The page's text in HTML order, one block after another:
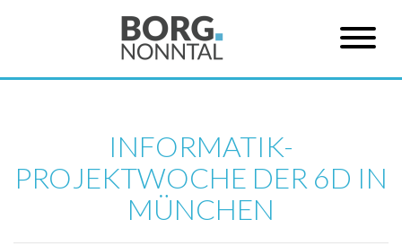
INFORMATIK-
PROJEKTWOCHE DER 6D IN
MÜNCHEN